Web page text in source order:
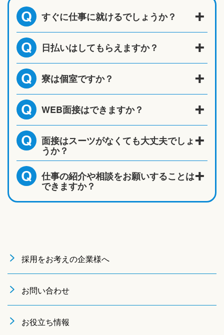
Q すぐに仕事に就けるでしょうか？
Q 日払いはしてもらえますか？
Q 寮は個室ですか？
Q WEB面接はできますか？
Q 面接はスーツがなくても大丈夫でしょ
うか？
Q 仕事の紹介や相談をお願いすることは
できますか？
採用をお考えの企業様へ
お問い合わせ
お役立ち情報